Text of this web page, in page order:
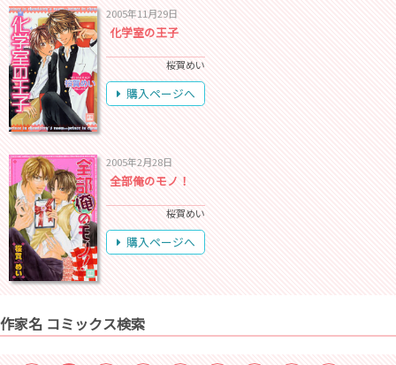
2005年11月29日
化学室の王子
桜賀めい
購入ページへ
2005年2月28日
全部俺のモノ！
桜賀めい
購入ページへ
作家名 コミックス検索